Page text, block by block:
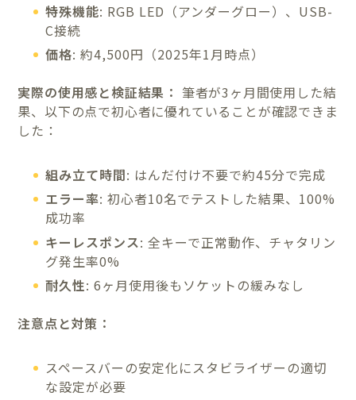
特殊機能: RGB LED（アンダーグロー）、USB-
C接続
価格: 約4,500円（2025年1月時点）
実際の使用感と検証結果： 筆者が3ヶ月間使用した結
果、以下の点で初心者に優れていることが確認できま
した：
組み立て時間: はんだ付け不要で約45分で完成
エラー率: 初心者10名でテストした結果、100%
成功率
キーレスポンス: 全キーで正常動作、チャタリン
グ発生率0%
耐久性: 6ヶ月使用後もソケットの緩みなし
注意点と対策：
スペースバーの安定化にスタビライザーの適切
な設定が必要